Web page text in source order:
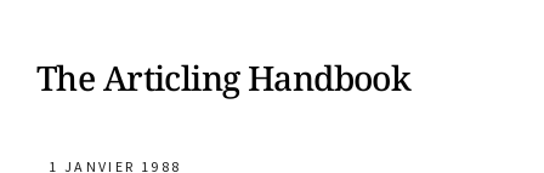
The Articling Handbook
1 JANVIER 1988